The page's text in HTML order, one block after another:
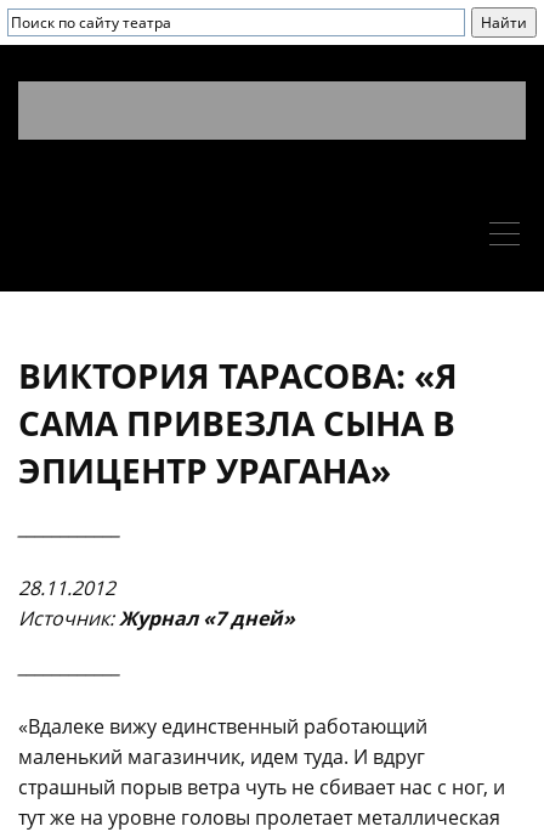
ВИКТОРИЯ ТАРАСОВА: «Я
САМА ПРИВЕЗЛА СЫНА В
ЭПИЦЕНТР УРАГАНА»
28.11.2012
Источник:Журнал «7 дней»
«Вдалеке вижу единственный работающий
маленький магазинчик, идем туда. И вдруг
страшный порыв ветра чуть не сбивает нас с ног, и
тут же на уровне головы пролетает металлическая